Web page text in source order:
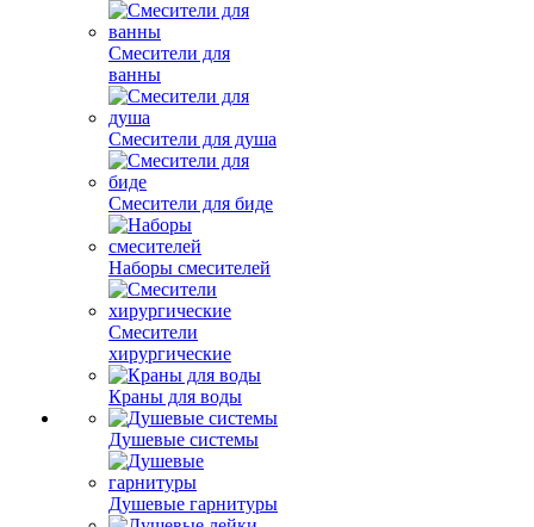
Смесители для
ванны
Смесители для душа
Смесители для биде
Наборы смесителей
Смесители
хирургические
Краны для воды
Душевые системы
Душевые гарнитуры